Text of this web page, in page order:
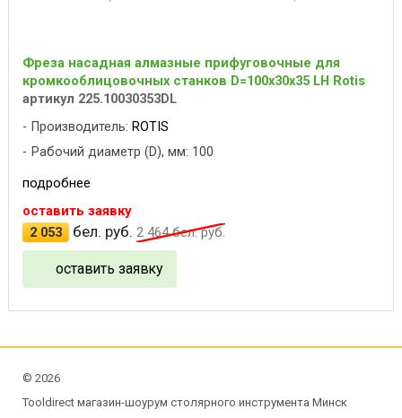
Фреза насадная алмазные прифуговочные для
кромкооблицовочных станков D=100x30x35 LH Rotis
артикул 225.10030353DL
Производитель: ROTIS
Рабочий диаметр (D), мм: 100
подробнее
оставить заявку
2 053
бел. руб. 2 464бел. руб.
оставить заявку
© 2026
Tooldirect магазин-шоурум столярного инструмента Минск